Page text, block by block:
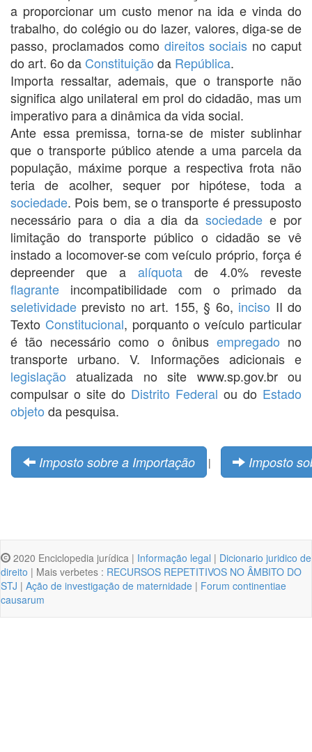
a proporcionar um custo menor na ida e vinda do
trabalho, do colégio ou do lazer, valores, diga-se de
passo, proclamados como direitos sociais no caput
do art. 6o da Constituição da República.
Importa ressaltar, ademais, que o transporte não
significa algo unilateral em prol do cidadão, mas um
imperativo para a dinâmica da vida social.
Ante essa premissa, torna-se de mister sublinhar
que o transporte público atende a uma parcela da
população, máxime porque a respectiva frota não
teria de acolher, sequer por hipótese, toda a
sociedade. Pois bem, se o transporte é pressuposto
necessário para o dia a dia dasociedade e por
limitação do transporte público o cidadão se vê
instado a locomover-se com veículo próprio, força é
depreender que a alíquota de 4.0% reveste
flagrante incompatibilidade com o primado da
seletividade previsto no art. 155, § 6o, inciso II do
Texto Constitucional, porquanto o veículo particular
é tão necessário como o ônibus empregado no
transporte urbano. V. Informações adicionais e
legislação atualizada no site www.sp.gov.br ou
compulsar o site do Distrito Federal ou do Estado
objeto da pesquisa.
Imposto sobre a Importação | Imposto
2020 Enciclopedia jurídica | Informação legal | Dicionario juridico de
direito | Mais verbetes : RECURSOS REPETITIVOS NO ÂMBITO DO
STJ | Ação de investigação de maternidade | Forum continentiae
causarum